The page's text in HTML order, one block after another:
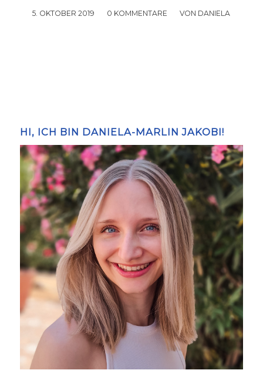
5. OKTOBER 2019
/ 0 KOMMENTARE
/ VON DANIELA
HI, ICH BIN DANIELA-MARLIN JAKOBI!